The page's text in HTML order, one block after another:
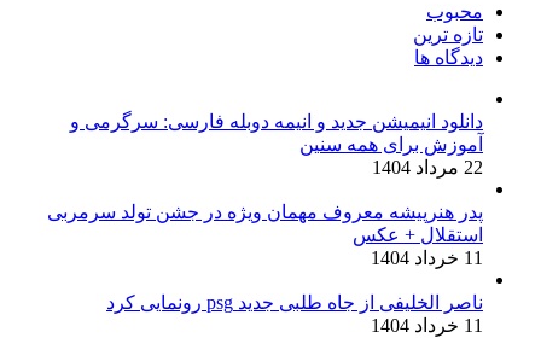
محبوب
تازه ترین
دیدگاه ها
دانلود انیمیشن جدید و انیمه دوبله فارسی: سرگرمی و
آموزش برای همه سنین
22 مرداد 1404
پدر هنرپیشه معروف مهمان ویژه در جشن تولد سرمربی
استقلال + عکس
11 خرداد 1404
ناصر الخلیفی از جاه طلبی جدید psg رونمایی کرد
11 خرداد 1404